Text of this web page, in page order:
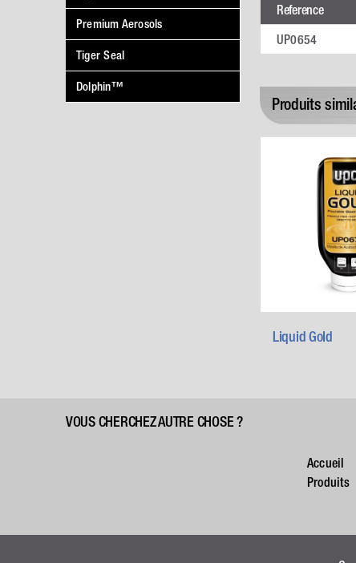
Reference
UP0654
Produits
Liquid Gold
Premium Aerosols
Tiger Seal
Dolphin™
VOUS CHERCHEZ AUTRE CHOSE ?
Accueil
Produits